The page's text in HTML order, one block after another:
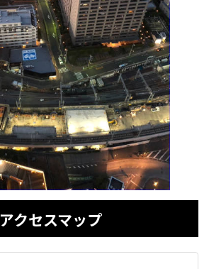
アクセスマップ